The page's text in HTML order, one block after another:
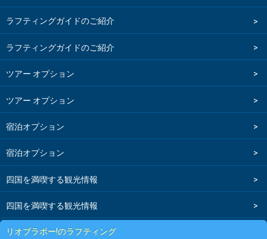
ラフティングガイドのご紹介
ラフティングガイドのご紹介
ツアー オプション
ツアー オプション
宿泊オプション
宿泊オプション
四国を満喫する観光情報
四国を満喫する観光情報
リオブラボー!のラフティング